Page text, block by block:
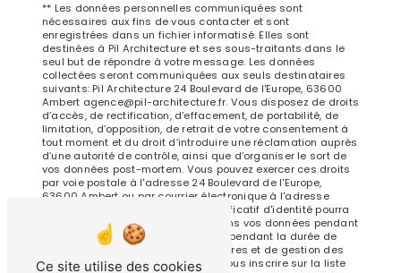
** Les données personnelles communiquées sont
nécessaires aux fins de vous contacter et sont
enregistrées dans un fichier informatisé. Elles sont
destinées à Pil Architecture et ses sous-traitants dans le
seul but de répondre à votre message. Les données
collectées seront communiquées aux seuls destinataires
suivants: Pil Architecture 24 Boulevard de l'Europe, 63600
Ambert agence@pil-architecture.fr. Vous disposez de droits
d’accès, de rectification, d’effacement, de portabilité, de
limitation, d’opposition, de retrait de votre consentement à
tout moment et du droit d’introduire une réclamation auprès
d’une autorité de contrôle, ainsi que d’organiser le sort de
vos données post-mortem. Vous pouvez exercer ces droits
par voie postale à l'adresse 24 Boulevard de l'Europe,
63600 Ambert ou par courrier électronique à l'adresse
agence@pil-architecture.fr. Un justificatif d'identité pourra
vous être demandé. Nous conservons vos données pendant
la période de prise de contact puis pendant la durée de
prescription légale aux fins probatoires et de gestion des
contentieux. Vous avez le droit de vous inscrire sur la liste
Ce site utilise des cookies